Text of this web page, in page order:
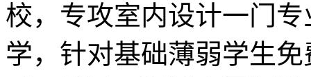
校，专攻室内设计一门
学，针对基础薄弱学生